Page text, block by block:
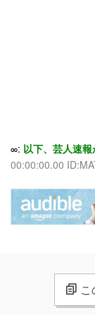
∞: 以下、芸人速
00:00:00.00